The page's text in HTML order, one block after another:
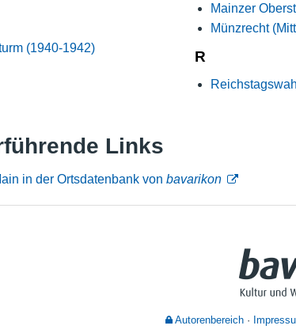
(1940-1942)
Mainzer
Münzrecht
R
Links
in der Ortsdatenbank von bavarikon
Autorenbereich